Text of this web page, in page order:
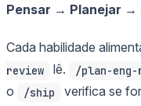
Pensar → Planejar
Cada habilidade
review
lê. /plan-eng-
o
/ship verifica se